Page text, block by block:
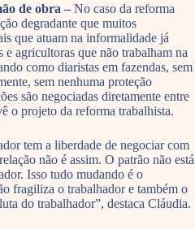
de obra – No caso da reforma
degradante que muitos
que atuam na informalidade já
agricultoras que não trabalham na
como diaristas em fazendas, sem
sem nenhuma proteção
são negociadas diretamente entre
o projeto da reforma trabalhista.
tem a liberdade de negociar com
não é assim. O patrão não está
Isso tudo mudando é o
fragiliza o trabalhador e também o
do trabalhador”, destaca Cláudia.